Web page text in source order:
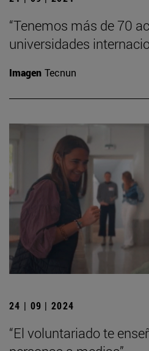
“Tenemos más de 70
universidades
Imagen Tecnun
24 | 09 | 2024
“El voluntariado te